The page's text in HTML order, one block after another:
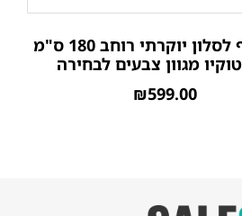
מזנון צף לסלון יוקרתי רוחב 180 ס"מ
מגוון צבעים לבחירה
₪599.00